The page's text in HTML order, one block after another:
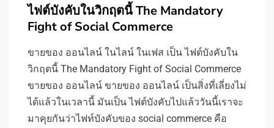
ไฟต์บังคับในวิกฤตนี้ The Mandatory
Fight of Social Commerce
ขายของ ออนไลน์ ในไลน์ ในเฟส เป็น ไฟต์บังคับใน
วิกฤตนี้ The Mandatory Fight of Social Commerce
ขายของ ออนไลน์ ขายของ ออนไลน์ เป็นสิ่งที่เลี่ยงไม่
ได้แล้วในเวลานี้ มันเป็น ไฟต์บังคับไปแล้ววันนี้เราจะ
มาคุยกันว่าไฟท์บังคับของ social commerce คือ